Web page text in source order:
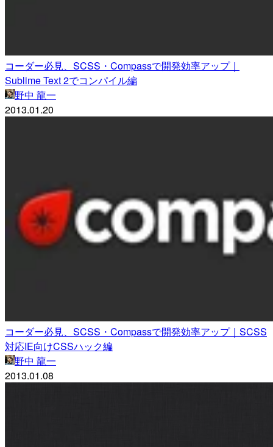
コーダー必見、SCSS・Compassで開発効率アップ｜
Sublime Text 2でコンパイル編
野中 龍一
2013.01.20
コーダー必見、SCSS・Compassで開発効率アップ｜SCSS
対応IE向けCSSハック編
野中 龍一
2013.01.08